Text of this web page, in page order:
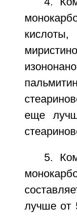
кислоты,
еще
5.
лучше от